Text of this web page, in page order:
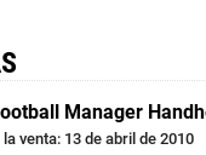
Manager
la venta: 13 de abril de 2010